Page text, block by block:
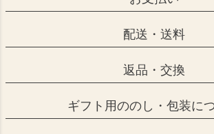
配送・送料
返品・交換
ギフト用ののし・包装に